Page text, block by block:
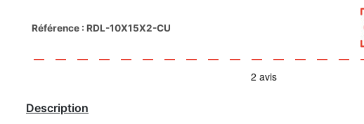
Référence : RDL-10X15X2-CU
Description